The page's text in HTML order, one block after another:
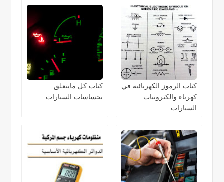
كتاب الرموز الكهربائية في
كهرباء والكترونيات
السيارات
كتاب كل مايتعلق
بحساسات السيارات